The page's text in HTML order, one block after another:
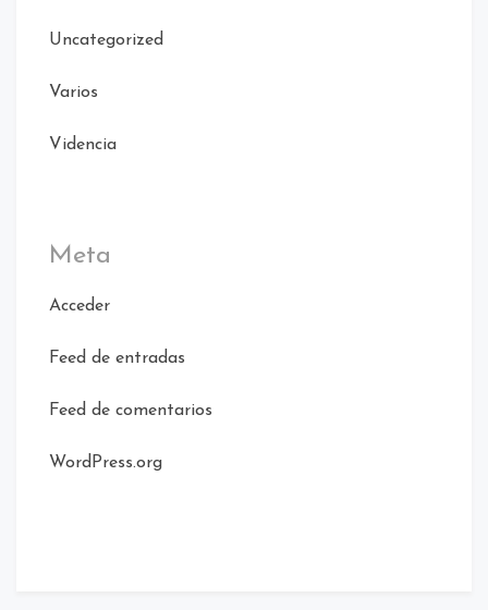
Uncategorized
Varios
Videncia
Meta
Acceder
Feed de entradas
Feed de comentarios
WordPress.org